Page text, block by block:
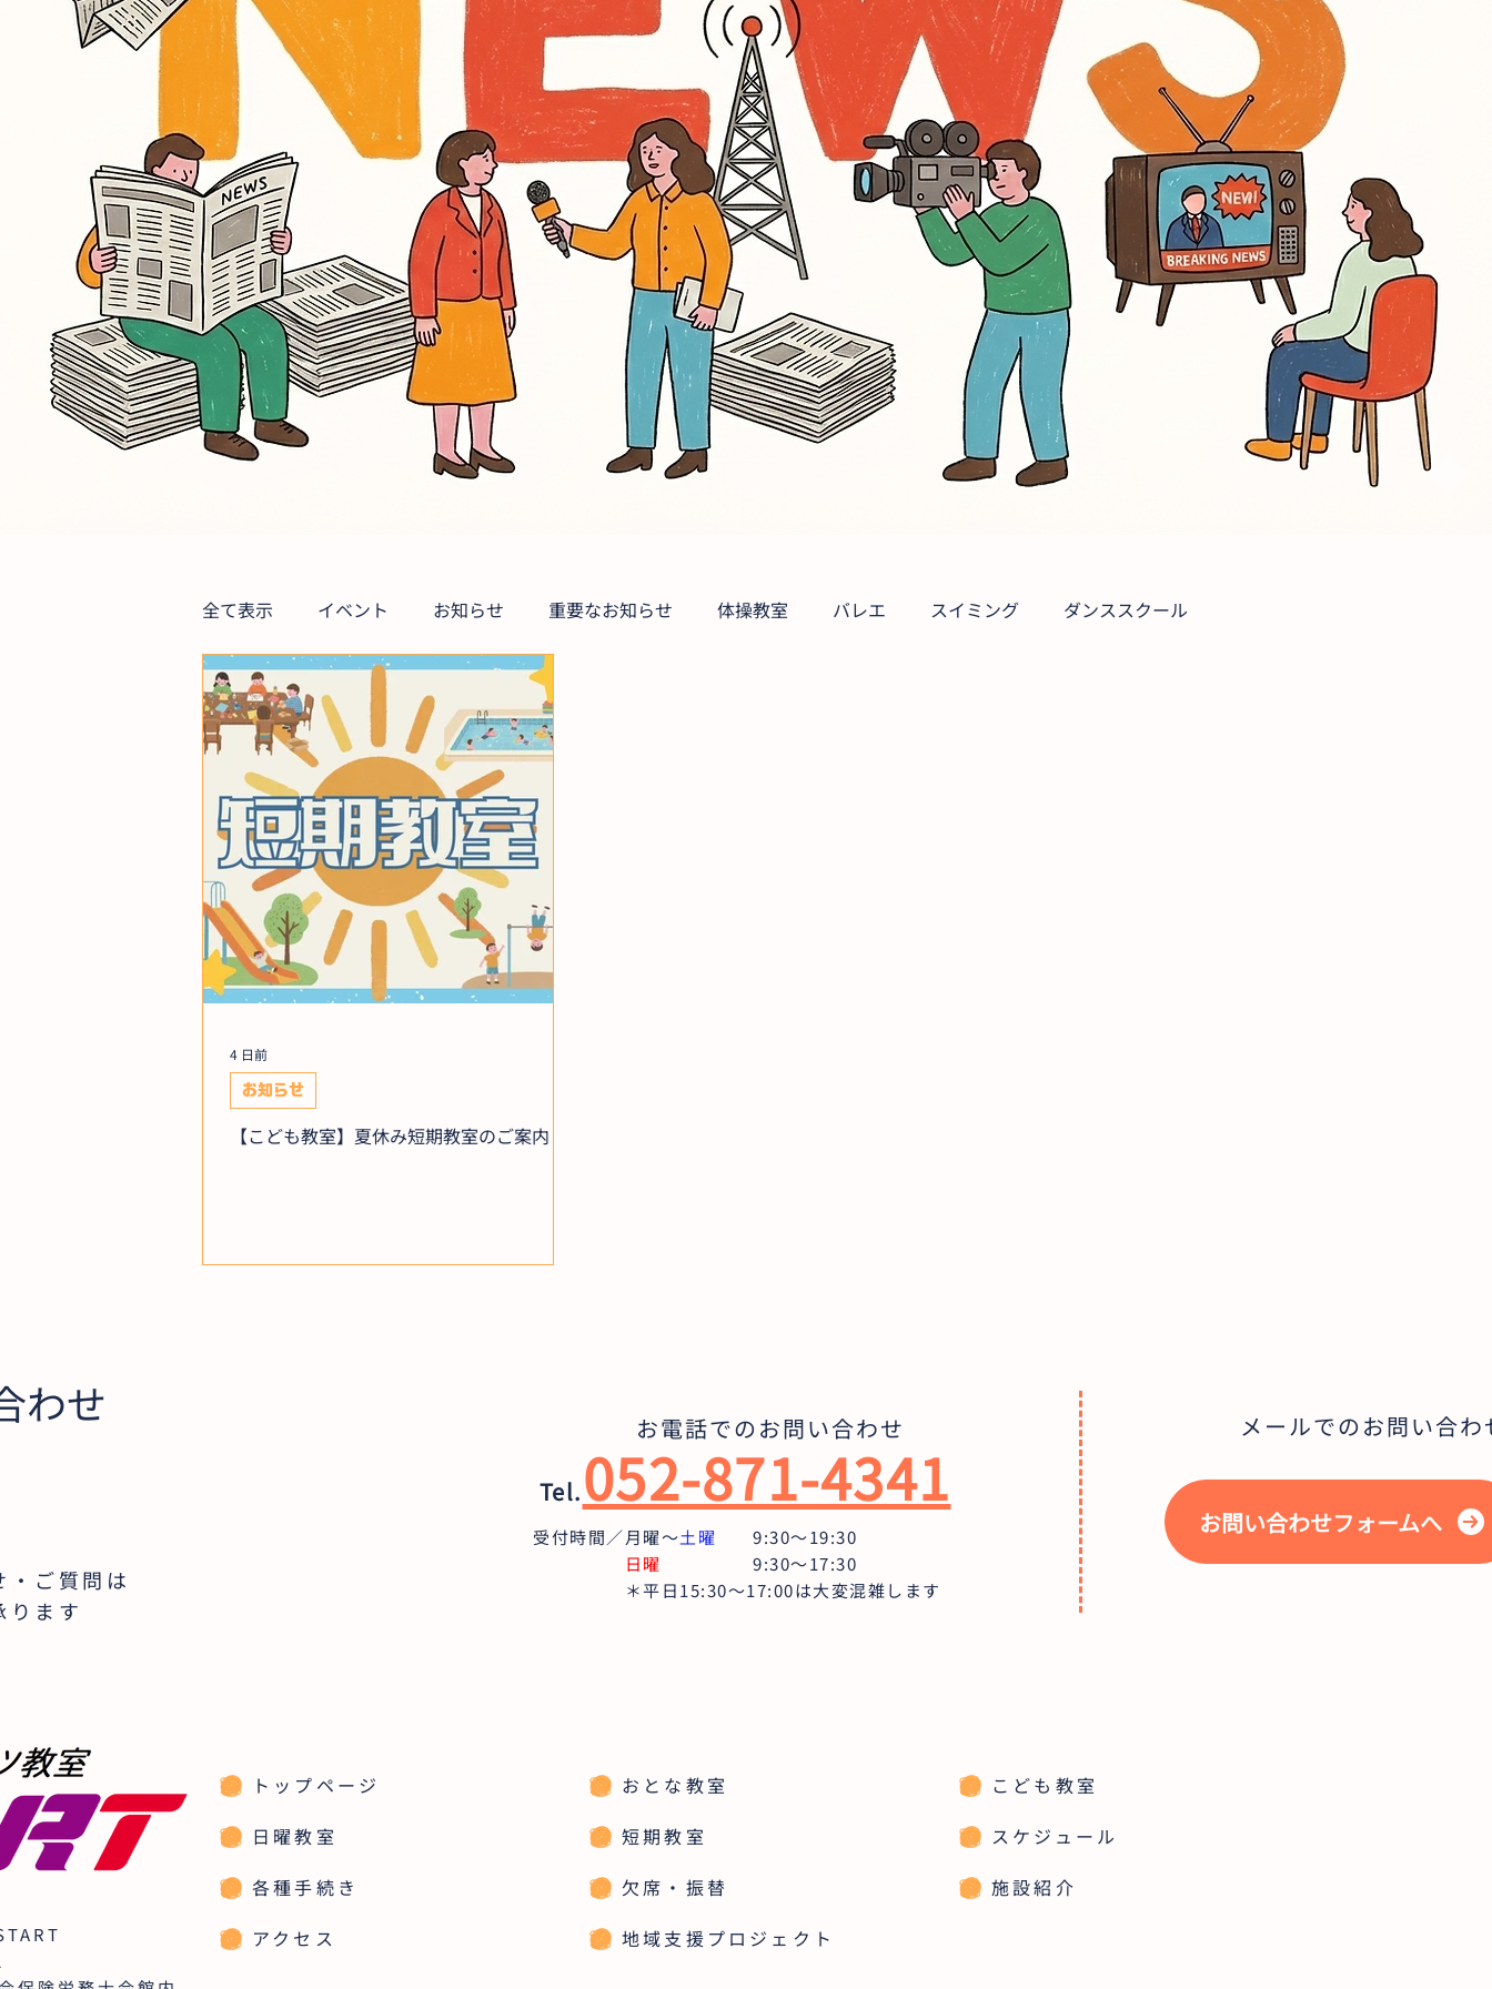
全て表示 イベント お知らせ 重要なお知らせ 体操教室 バレエ スイミング ダンススクール
ジム＆スイム 短期教室 大人のスイミング教室
【こども教室】夏休み短期教室のご案内
お知らせ
4 日前
わせ
・ご質問は
ります
お電話でのお問い合わせ
Tel.052-871-4341
受付時間／月曜〜土曜 9:30〜19:30
日曜
9:30～17:30
＊平日15:30～17:00は大変混雑します
メールでのお問い合わ
お問い合わせフォームへ
トップページ
日曜教室
各種手続き
アクセス
おとな教室
短期教室
欠席・振替
地域支援プロジェクト
こども教室
スケジュール
施設紹介